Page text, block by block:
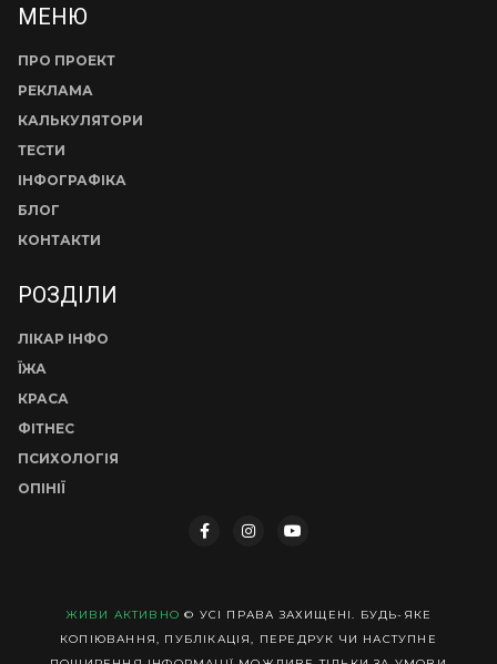
МЕНЮ
ПРО ПРОЕКТ
РЕКЛАМА
КАЛЬКУЛЯТОРИ
ТЕСТИ
ІНФОГРАФІКА
БЛОГ
КОНТАКТИ
РОЗДІЛИ
ЛІКАР ІНФО
ЇЖА
КРАСА
ФІТНЕС
ПСИХОЛОГІЯ
ОПІНІЇ
ЖИВИ АКТИВНО © УСІ ПРАВА ЗАХИЩЕНІ. БУДЬ-ЯКЕ
КОПІЮВАННЯ, ПУБЛІКАЦІЯ, ПЕРЕДРУК ЧИ НАСТУПНЕ